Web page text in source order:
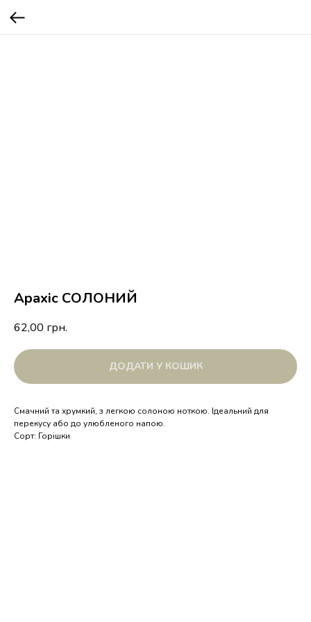
Арахіс СОЛОНИЙ
62,00 грн.
ДОДАТИ У КОШИК
Смачний та хрумкий, з легкою солоною ноткою. Ідеальний для
перекусу або до улюбленого напою.
Сорт: Горішки